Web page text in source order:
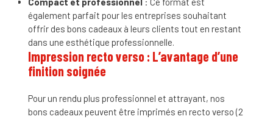
également parfait pour les entreprises souhaitant
offrir des bons cadeaux à leurs clients tout en restant
dans une esthétique professionnelle.
Impression recto verso : L’avantage d’une
finition soignée
Pour un rendu plus professionnel et attrayant, nos
bons cadeaux peuvent être imprimés en recto verso (2